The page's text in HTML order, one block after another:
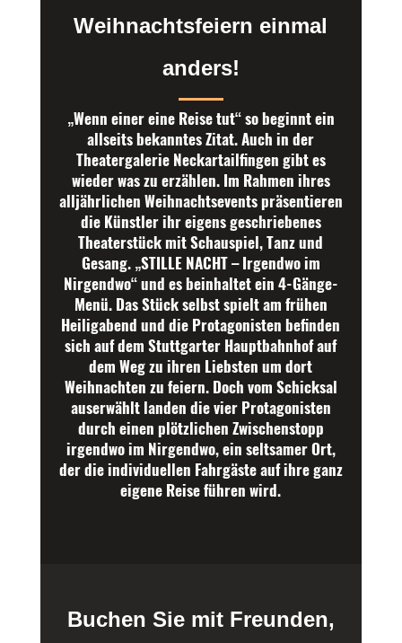
Weihnachtsfeiern einmal
anders!
„Wenn einer eine Reise tut“ so beginnt ein
allseits bekanntes Zitat. Auch in der
Theatergalerie Neckartailfingen gibt es
wieder was zu erzählen. Im Rahmen ihres
alljährlichen Weihnachtsevents präsentieren
die Künstler ihr eigens geschriebenes
Theaterstück mit Schauspiel, Tanz und
Gesang. „STILLE NACHT – Irgendwo im
Nirgendwo“ und es beinhaltet ein 4-Gänge-
Menü. Das Stück selbst spielt am frühen
Heiligabend und die Protagonisten befinden
sich auf dem Stuttgarter Hauptbahnhof auf
dem Weg zu ihren Liebsten um dort
Weihnachten zu feiern. Doch vom Schicksal
auserwählt landen die vier Protagonisten
durch einen plötzlichen Zwischenstopp
irgendwo im Nirgendwo, ein seltsamer Ort,
der die individuellen Fahrgäste auf ihre ganz
eigene Reise führen wird.
Buchen Sie mit Freunden,